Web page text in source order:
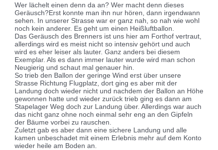
Bild
Wer lächelt einen denn da an? Wer macht denn dieses
Geräusch?Erst konnte man ihn nur hören, dann irgendwann
sehen. In unserer Strasse war er ganz nah, so nah wie wohl
noch kein anderer. Es geht um einen Heißluftballon.
Das Geräusch des Brenners ist uns hier am Forthof vertraut,
allerdings wird es meist nicht so intensiv gehört und auch
wird es eher leiser als lauter. Ganz anders bei diesem
Exemplar. Als es dann immer lauter wurde wird man schon
Neugierig und schaut mal genauer hin.
So trieb den Ballon der geringe Wind erst über unsere
Strasse Richtung Flugplatz, dort ging es aber mit der
Landung doch wieder nicht und nachdem der Ballon an Höhe
gewonnen hatte und wieder zurück trieb ging es dann am
Stapelager Weg doch zur Landung über. Allerdings war auch
das nicht ganz ohne noch einmal sehr eng an den Gipfeln
der Bäume vorbei zu rauschen.
Zuletzt gab es aber dann eine sichere Landung und alle
kamen unbeschadet mit einem Erlebnis mehr auf dem Konto
wieder heile am Boden an.